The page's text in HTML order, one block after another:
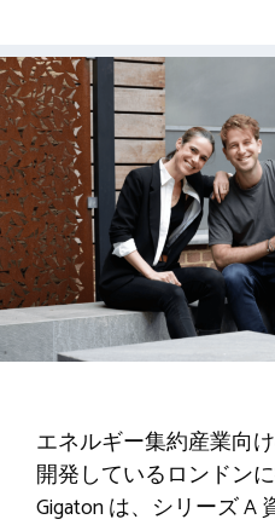
エネルギー集約産業向
開発しているロンドン
Gigaton は、シリーズ A